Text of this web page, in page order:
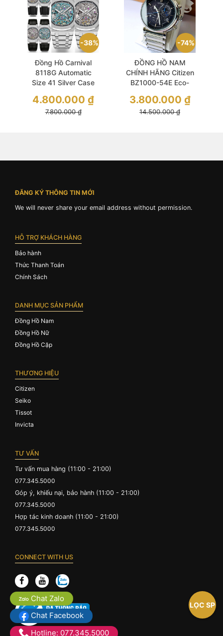
LỌC SP
38%
Đồng Hồ Carnival
8118G Automatic
Size 41 Silver Case
7.800.000₫
4.800.000 ₫
74%
ĐỒNG HỒ NAM
CHÍNH HÃNG Citizen
BZ1000-54E Eco-
Pryzm Silver
Stainless Steel For
14.500.000₫
3.800.000 ₫
Chat Zalo
Chat Facebook
Hotline: 077.345.5000
ĐĂNG KÝ THÔNG TIN MỚI
We will never share your email address without permission.
HỖ TRỢ KHÁCH HÀNG
Bảo hành
Thức Thanh Toán
Chính Sách
DANH MỤC SẢN PHẨM
Đồng Hồ Nam
Đồng Hồ Nữ
Đồng Hồ Cặp
THƯƠNG HIỆU
Citizen
Seiko
Tissot
Invicta
TƯ VẤN
Tư vấn mua hàng (11:00 - 21:00)
077.345.5000
Góp ý, khiếu nại, bảo hành (11:00 - 21:00)
077.345.5000
Hợp tác kinh doanh (11:00 - 21:00)
077.345.5000
CONNECT WITH US